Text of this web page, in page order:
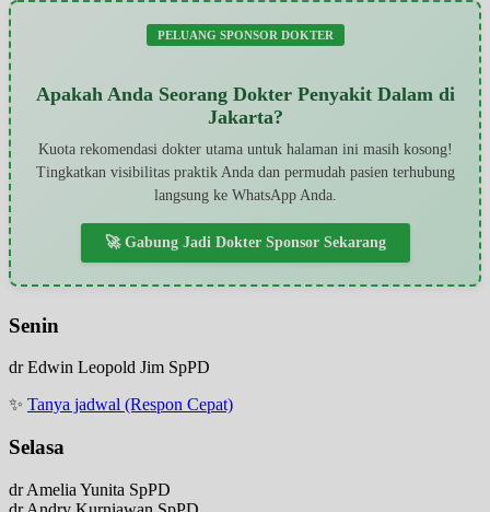
PELUANG SPONSOR DOKTER
Apakah Anda Seorang Dokter Penyakit Dalam di
Jakarta?
Kuota rekomendasi dokter utama untuk halaman ini masih kosong!
Tingkatkan visibilitas praktik Anda dan permudah pasien terhubung
langsung ke WhatsApp Anda.
🚀 Gabung Jadi Dokter Sponsor Sekarang
Senin
dr Edwin Leopold Jim SpPD
✨ Tanya jadwal (Respon Cepat)
Selasa
dr Amelia Yunita SpPD